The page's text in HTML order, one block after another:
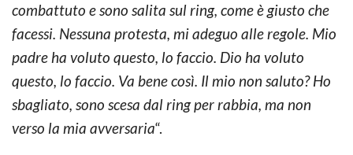
combattuto e sono salita sul ring, come è giusto che
facessi. Nessuna protesta, mi adeguo alle regole. Mio
padre ha voluto questo, lo faccio. Dio ha voluto
questo, lo faccio. Va bene così. Il mio non saluto? Ho
sbagliato, sono scesa dal ring per rabbia, ma non
verso la mia avversaria“.